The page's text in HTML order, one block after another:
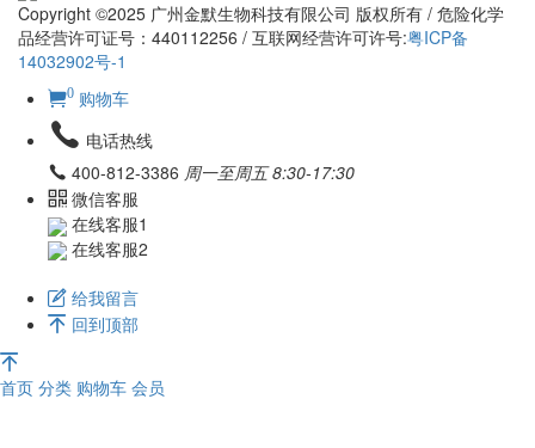
Copyright ©2025 广州金默生物科技有限公司 版权所有 / 危险化学
品经营许可证号：440112256 / 互联网经营许可许号:粤ICP备
14032902号-1
0 购物车
电话热线
400-812-3386 周一至周五 8:30-17:30
微信客服
在线客服1
在线客服2
给我留言
回到顶部
首页 分类 购物车 会员